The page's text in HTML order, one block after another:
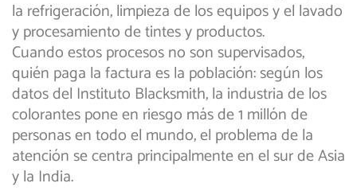
la refrigeración, limpieza de los equipos y el lavado
y procesamiento de tintes y productos.
Cuando estos procesos no son supervisados,
quién paga la factura es la población: según los
datos del Instituto Blacksmith, la industria de los
colorantes pone en riesgo más de 1 millón de
personas en todo el mundo, el problema de la
atención se centra principalmente en el sur de Asia
y la India.